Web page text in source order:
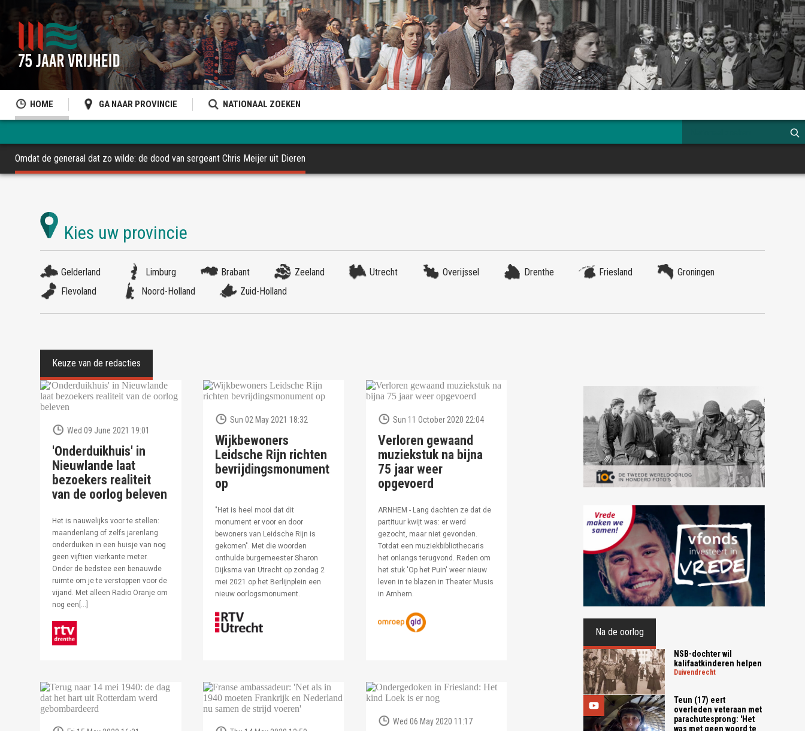
HOME GA NAAR PROVINCIE NATIONAAL ZOEKEN
Omdat de generaal dat zo wilde: de dood van sergeant Chris Meijer uit Dieren
Gelderland Limburg Brabant Zeeland Utrecht Overijssel Drenthe Friesland
Groningen
Flevoland
Noord-Holland Zuid-Holland
Wed 09 June 2021 19:01
'Onderduikhuis' in
Nieuwlande laat
bezoekers realiteit
van de oorlog beleven
Het is nauwelijks voor te stellen:
maandenlang of zelfs jarenlang
onderduiken in een huisje van nog
geen vijftien vierkante meter.
Onder de bedstee een benauwde
ruimte om je te verstoppen voor de
vijand. Met alleen Radio Oranje om
nog een[…]
Sun 02 May 2021 18:32
Wijkbewoners
Leidsche Rijn richten
bevrijdingsmonument
op
"Het is heel mooi dat dit
monument er voor en door
bewoners van Leidsche Rijn is
gekomen". Met die woorden
onthulde burgemeester Sharon
Dijksma van Utrecht op zondag 2
mei 2021 op het Berlijnplein een
nieuw oorlogsmonument.
Sun 11 October 2020 22:04
Verloren gewaand
muziekstuk na bijna
75 jaar weer
opgevoerd
ARNHEM - Lang dachten ze dat de
partituur kwijt was: er werd
gezocht, maar niet gevonden.
Totdat een muziekbibliothecaris
het onlangs terugvond. Reden om
het stuk 'Op het Puin' weer nieuw
leven in te blazen in Theater Musis
in Arnhem.
Wed 06 May 2020 11:17
Na de oorlog
NSB-dochter wil
kalifaatkinderen helpen
duivendrecht
Teun (17) eert
overleden veteraan met
parachutesprong: 'Het
was met geen woord te